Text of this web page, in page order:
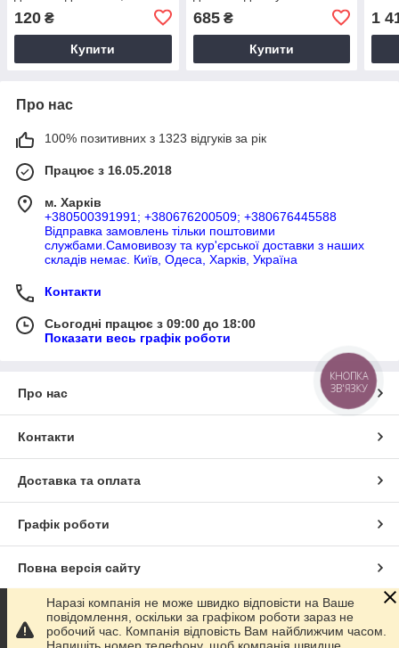
120 ₴
Купити
пігулок
685₴
Купити
1
Про нас
100% позитивних з 1323 відгуків за рік
Працює з 16.05.2018
м. Харків
+380500391991; +380676200509; +380676445588
Відправка замовлень тільки поштовими
службами.Самовивозу та кур'єрської доставки з наших
складів немає. Київ, Одеса, Харків, Україна
Контакти
Сьогодні працює з 09:00 до 18:00
Показати весь графік роботи
Про нас
Контакти
Доставка та оплата
Графік роботи
Повна версія сайту
Сайт створено на маркетплейсіProm.ua
Наразі компанія не може швидко відповісти на Ваше
повідомлення, оскільки за графіком роботи зараз не
робочий час. Компанія відповість Вам найближчим часом.
КНОПКА
ЗВ'ЯЗКУ